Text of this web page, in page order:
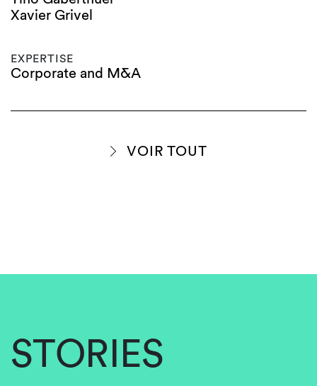
Xavier Grivel
EXPERTISE
Corporate and M&A
VOIR TOUT
STORIES